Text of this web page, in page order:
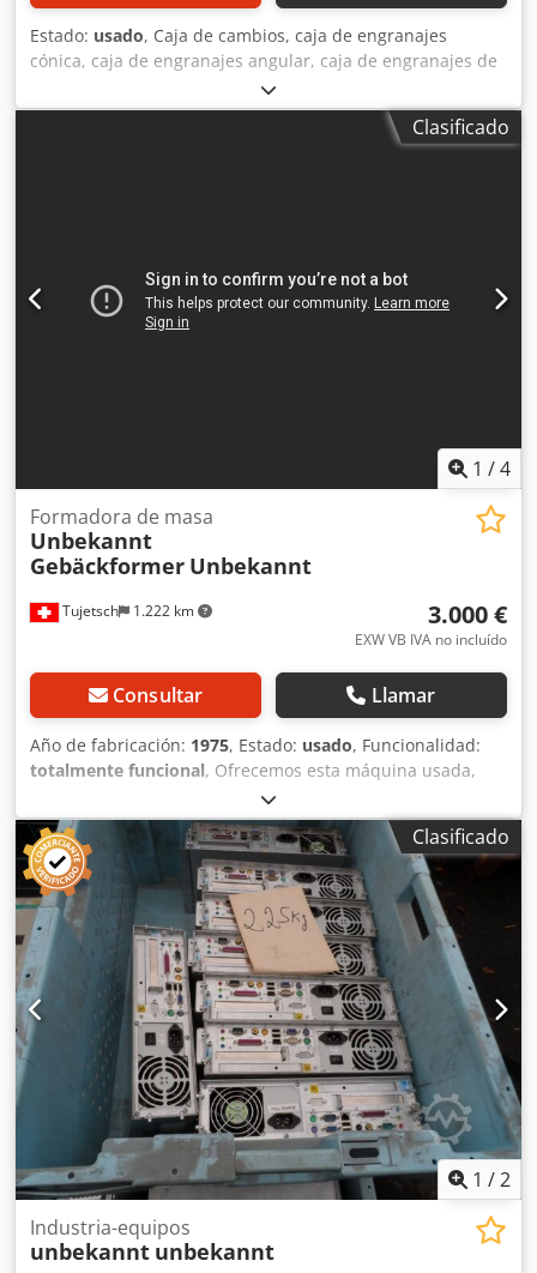
Estado: usado, Caja de cambios, caja de engranajes
cónica, caja de engranajes angular, caja de engranajes de
reducción. -Relación de transmisión: 41:1 -Eje de
transmisión: Ø 18 x 25 mm -Eje hueco: Ø 40 x 130 mm -
Precio: por unidad -Cantidad: 2 unidades Dkodpjd Rzc Esfx
Clasificado
1 /4
Tujetsch 1.222 km
Formadora de masa
Unbekannt
Gebäckformer Unbekannt
3.000 €
EXW VB IVA no incluído
Consultar Llamar
Año de fabricación: 1975, Estado: usado, Funcionalidad:
totalmente funcional, Ofrecemos esta máquina usada,
marca y modelo desconocidos, para la fabricación de
productos de panadería, fabricada en 1975. Fabricante:
Modelo: Año de fabricación: 1975 Estado: usado ID de
categoría: 9 Dsdpozh N A Ijfx Af Tskr Tipo de máquina:
máquina para la fabricación de productos de panadería
Además, se incluyen de 5 a 6 carros con las bandejas
correspondientes para la máquina. También se ofrecen 6
rodillos diferentes en excelentes condiciones. La máquina
es muy antigua, pero, como se puede ver en el vídeo,
funciona perfectamente. Es ideal para una panadería
pequeña que desee producir de forma eficiente una
variedad de productos de panadería. Si tiene alguna
pregunta o necesita más información, no dude en
enviarnos un mensaje o llamarnos.
Clasificado
1 /2
Industria-equipos
unbekannt unbekannt